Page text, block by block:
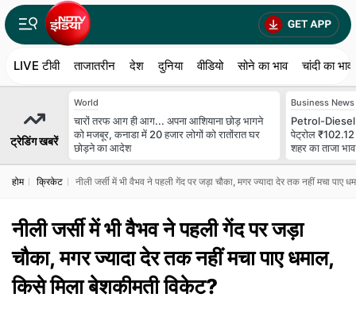
LIVE टीवी ताजातरीन देश दुनिया वीडियो सोने का भाव चांदी का भाव
ट्रेडिंग खबरें
World
चारों तरफ आग ही आग... अपना आशि‍याना छोड़ भागने
को मजबूर, कनाडा में 20 हजार लोगों को रातोंरात घर
छोड़ने का आदेश
Business News
Petrol-Diesel
पेट्रोल
शहर का ताजा भाव
होम क्रिकेट नीली जर्सी में भी वैभव ने पहली गेंद पर जड़ा चौका, मगर ज्यादा देर तक नहीं मचा पाए
नीली जर्सी में भी वैभव ने पहली गेंद पर जड़ा
चौका, मगर ज्यादा देर तक नहीं मचा पाए धमाल,
किसे मिला बेशकीमती विकेट?